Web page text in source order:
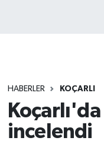
HABERLER KOÇARLI
incelendi
Tüm Manşetler
Son Dakika